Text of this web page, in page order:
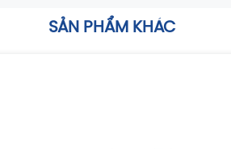
SẢN PHẨM KHÁC